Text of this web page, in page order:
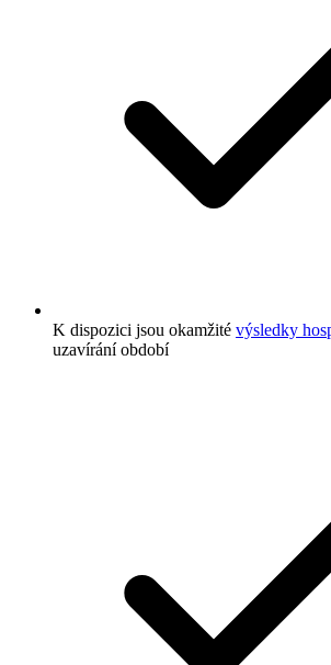
K dispozici jsou okamžité výsledky
uzavírání období